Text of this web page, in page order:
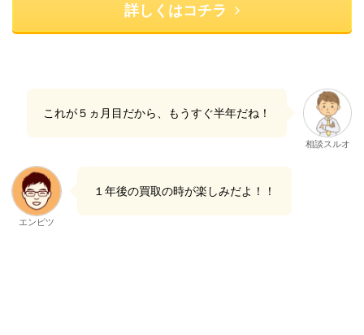
詳しくはコチラ
これが５ヵ月目だから、もうすぐ半年だね！
相談スルオ
エンピツ
１年後の買取の時が楽しみだよ！！